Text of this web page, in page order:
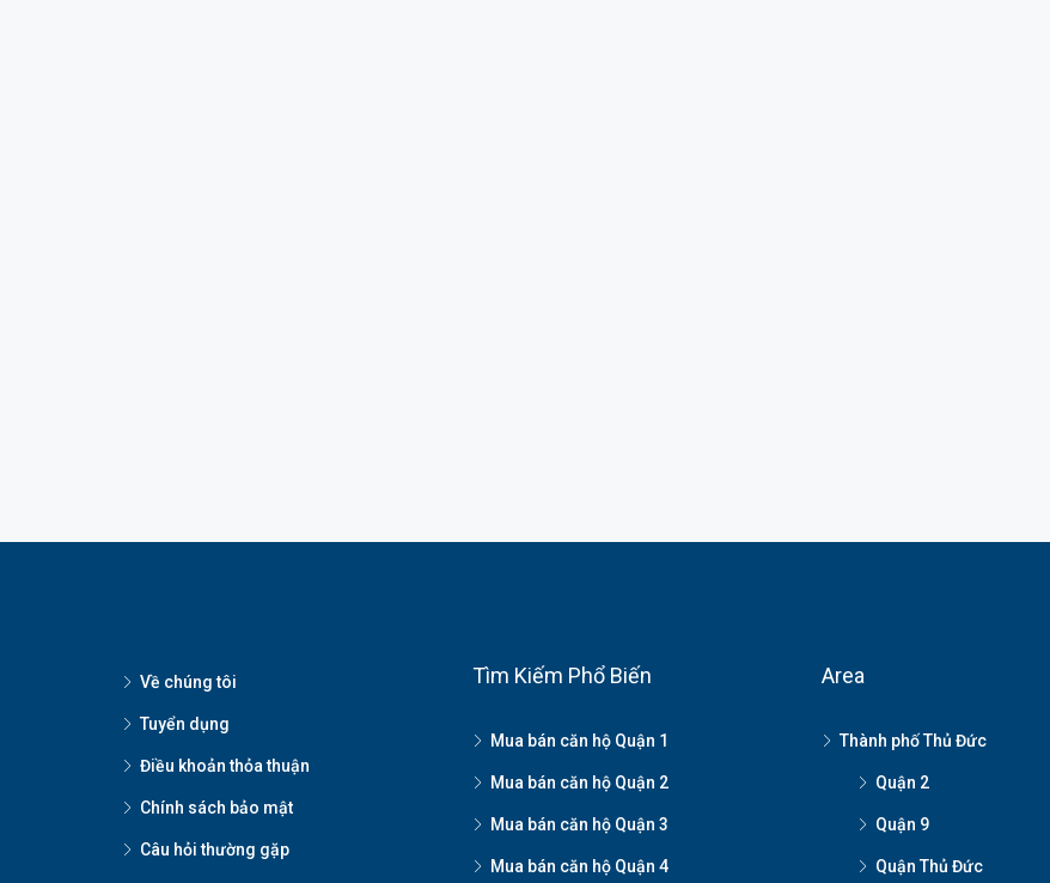
Về chúng tôi
Tuyển dụng
Điều khoản thỏa thuận
Chính sách bảo mật
Câu hỏi thường gặp
Tìm Kiếm Phổ Biến
Mua bán căn hộ Quận 1
Mua bán căn hộ Quận 2
Mua bán căn hộ Quận 3
Mua bán căn hộ Quận 4
Area
Thành phố Thủ Đức
Quận 2
Quận 9
Quận Thủ Đức